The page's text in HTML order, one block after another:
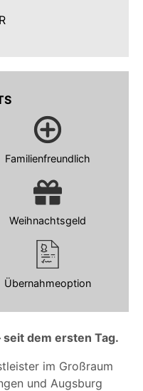
seit dem ersten Tag.
im Großraum
und Augsburg
Familienfreundlich
Weihnachtsgeld
Übernahmeoption